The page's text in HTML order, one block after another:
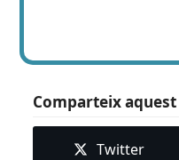
Comparteix
Twitter